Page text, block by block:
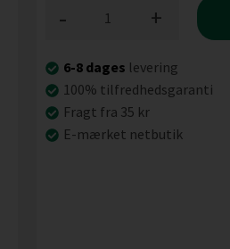
+
-
6-8 dages levering
100% tilfredhedsgaranti
Fragt fra 35 kr
E-mærket netbutik